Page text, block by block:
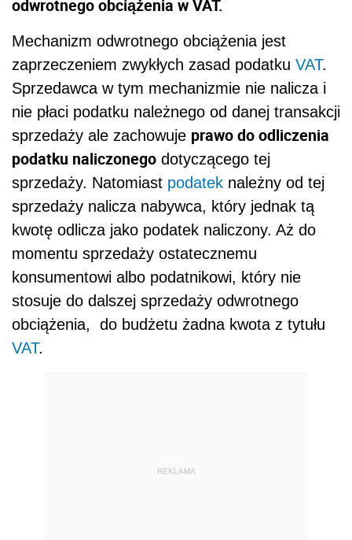
odwrotnego obciążenia w VAT.
Mechanizm odwrotnego obciążenia jest
zaprzeczeniem zwykłych zasad podatku VAT.
Sprzedawca w tym mechanizmie nie nalicza i
nie płaci podatku należnego od danej transakcji
sprzedaży ale zachowuje prawo do odliczenia
podatku naliczonego dotyczącego tej
sprzedaży. Natomiast podatek należny od tej
sprzedaży nalicza nabywca, który jednak tą
kwotę odlicza jako podatek naliczony. Aż do
momentu sprzedaży ostatecznemu
konsumentowi albo podatnikowi, który nie
stosuje do dalszej sprzedaży odwrotnego
obciążenia, do budżetu żadna kwota z tytułu
VAT.
REKLAMA